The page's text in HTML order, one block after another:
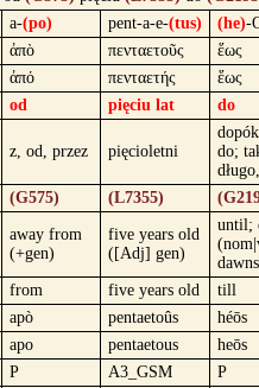
a-(po) pent-a-e-(tus) (he)-
ἀπὸ πενταετοῦς ἕως
ἀπό πενταετής ἕως
od pięciu lat do
z, od, przez pięcioletni
do;
(G575) (L7355)
away from
(+gen)
five years old
([Adj] gen)
until;
from five years old till
apò pentaetoûs héōs
apo pentaetous heōs
P A3_GSM P